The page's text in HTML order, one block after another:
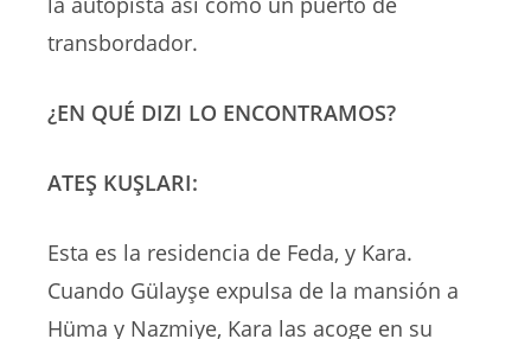
transbordador.
¿EN QUÉ DIZI LO ENCONTRAMOS?
ATEŞ KUŞLARI:
Esta es la residencia de Feda, y Kara.
Cuando Gülayşe expulsa de la mansión a
Hüma y Nazmiye, Kara las acoge en su